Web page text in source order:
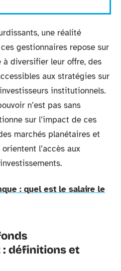
une réalité
gestionnaires repose sur
à diversifier leur offre, des
aux stratégies sur
institutionnels.
n’est pas sans
sur l’impact de ces
marchés planétaires et
l’accès aux
: quel est le salaire le
: définitions et